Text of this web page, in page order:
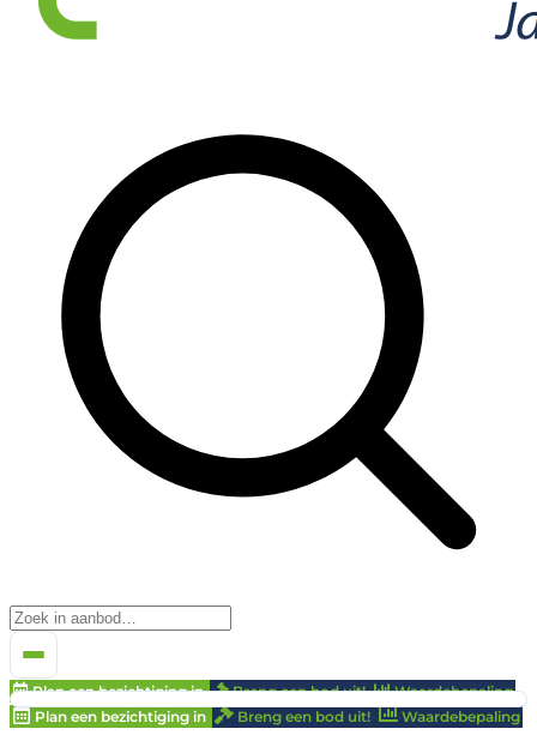
Plan een bezichtiging in Breng een bod uit!
Waardebepaling
Plan een bezichtiging in
Breng een bod uit! Waardebepaling